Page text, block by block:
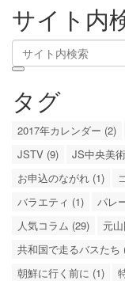
サイト内
タグ
2017年カレンダー (2)
JSTV (9)
JS中央美
お申込のながれ (1)
バラエティ (1)
パレ
人気コラム (29)
元
共和国で走るバスたち
朝鮮に行く前に (1)